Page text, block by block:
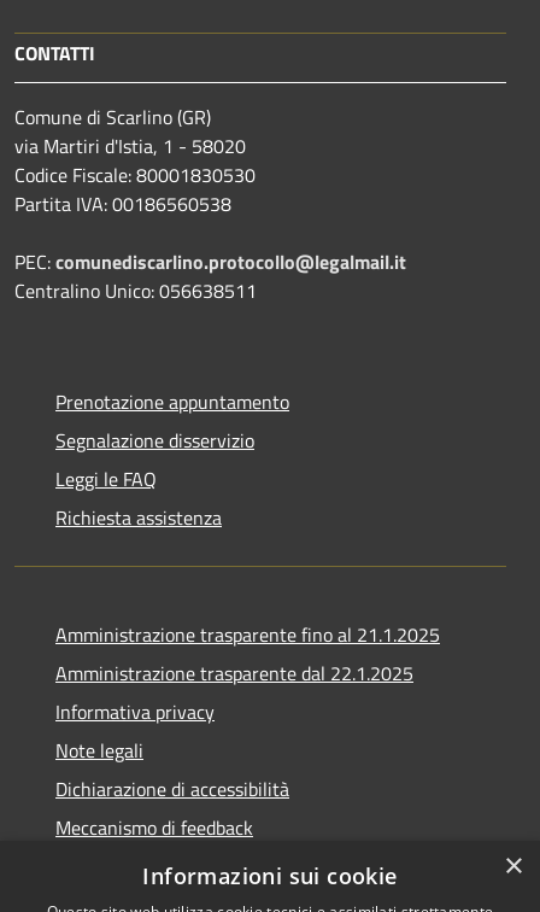
CONTATTI
Comune di Scarlino (GR)
via Martiri d'Istia, 1 - 58020
Codice Fiscale: 80001830530
Partita IVA: 00186560538
PEC:comunediscarlino.protocollo@legalmail.it
Centralino Unico: 056638511
Prenotazione appuntamento
Segnalazione disservizio
Leggi le FAQ
Richiesta assistenza
Amministrazione trasparente fino al 21.1.2025
Amministrazione trasparente dal 22.1.2025
Informativa privacy
Note legali
Dichiarazione di accessibilità
Meccanismo di feedback
Whistleblowing
×
Informazioni sui cookie